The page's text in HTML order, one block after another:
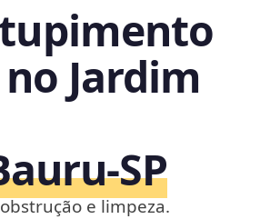
Jardim
e limpeza.